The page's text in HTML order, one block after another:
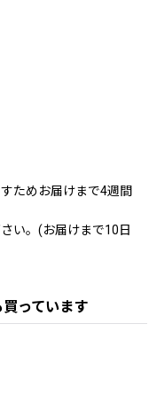
ためお届けまで4週間
い。(お届けまで10日
っています